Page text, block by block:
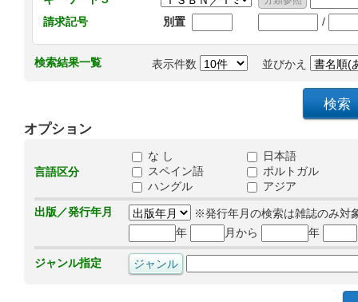
請求記号
別置 /
検索結果一覧 表示件数 並びかえ
オプション
言語区分
な し
日本語
スペイン語
ポルトガル
ハングル
アジア
出版／発行年月
※発行年月の検索は雑誌のみ対
年
月から 年
ジャンル指定